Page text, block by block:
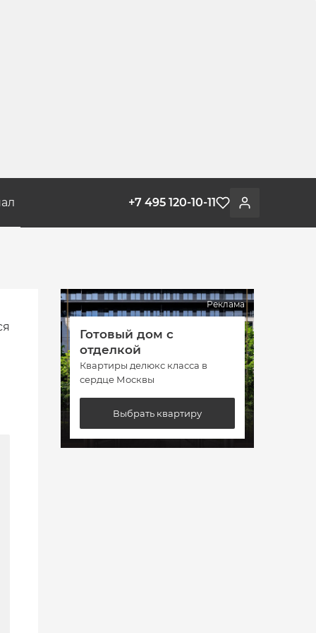
Войти
Избранное
+7 495 120-10-11
Реклама
Готовый дом с
отделкой
Квартиры делюкс класса в
сердце Москвы
Выбрать квартиру